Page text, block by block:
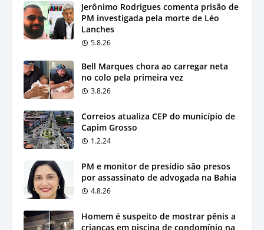
Jerônimo Rodrigues comenta prisão de
PM investigada pela morte de Léo
Lanches
5.8.26
Bell Marques chora ao carregar neta
no colo pela primeira vez
3.8.26
Correios atualiza CEP do município de
Capim Grosso
1.2.24
PM e monitor de presídio são presos
por assassinato de advogada na Bahia
4.8.26
Homem é suspeito de mostrar pênis a
crianças em piscina de condomínio na